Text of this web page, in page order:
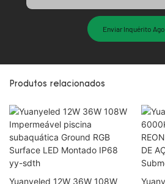
Enviar Inquérito
Produtos relacionados
Yuanyeled 12W 36W 108W